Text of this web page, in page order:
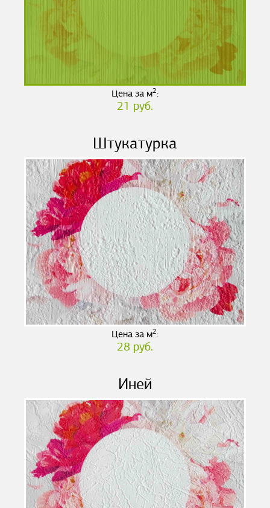
Цена за м2:
21 руб.
Штукатурка
Цена за м2:
28 руб.
Иней